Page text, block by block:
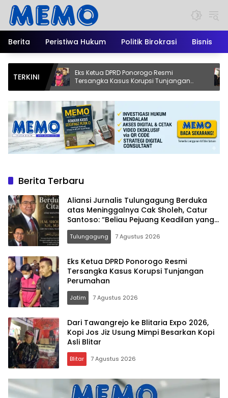
Langsung
konten
Berita
Peristiwa Hukum Politik Birokrasi Bisnis
TERKINI
Eks Ketua DPRD Ponorogo Resmi
Tersangka Kasus Korupsi Tunjangan
Perumahan
Dari
Kopi
Asli
Berita Terbaru
Aliansi Jurnalis Tulungagung Berduka
atas Meninggalnya Cak Sholeh, Catur
Santoso: “Beliau Pejuang Keadilan yang
Vokal”
Tulungagung 7 Agustus 2026
Eks Ketua DPRD Ponorogo Resmi
Tersangka Kasus Korupsi Tunjangan
Perumahan
Jatim 7 Agustus 2026
Dari Tawangrejo ke Blitaria Expo 2026,
Kopi Jos Jiz Usung Mimpi Besarkan Kopi
Asli Blitar
Blitar 7 Agustus 2026
Memo.co.id
| Memberi
Inspirasi